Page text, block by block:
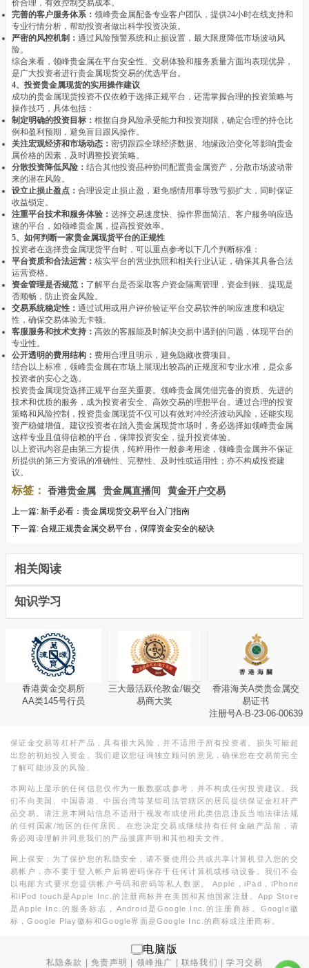
价合理，有效控制交易成本。
完善的客户服务体系： 领峰贵金属配备专业客户团队，提供24小时在线支持和
专业行情分析，帮助投资者做出科学投资决策。
严密的风控机制： 通过风险预警系统和止损设置，最大限度降低市场波动风
险。
综合来看，领峰贵金属在平台安全性、交易体验和服务质量方面均表现优异，
是广大投资者进行贵金属现货交易的优选平台。
4、投资贵金属现货的实用操作建议
成功的贵金属现货投资不仅依赖于选择正规平台，还需掌握合理的投资策略与
操作技巧，具体包括：
制定明确的投资目标： 根据自身风险承受能力和投资期限，确定合理的持仓比
例和盈利预期，避免盲目跟风操作。
关注宏观经济和市场动态： 密切跟踪全球经济数据、地缘政治变化等影响贵金
属价格的因素，及时调整投资策略。
分散投资降低风险： 结合其他投资品种协同配置贵金属资产，分散市场波动带
来的潜在风险。
设立止损止盈点： 合理设定止损止盈，避免感情用事导致亏损扩大，同时保证
收益锁定。
注重平台技术和服务体验： 选择交易速度快、操作界面简洁、客户服务响应迅
速的平台，如领峰贵金属，提高投资效率。
5、如何判断一家贵金属现货平台的正规性
投资者在选择贵金属现货平台时，可以重点参考以下几个判断标准：
平台资质和合法运营： 核实平台的营业执照和相关行业认证，确保其具备合法
运营资格。
资金管理是否规范： 了解平台是否采取客户资金隔离管理，资金到账、提现是
否顺畅，防止资金风险。
交易系统稳定性： 通过试用或用户评价验证平台交易软件的响应速度和稳定
性，确保交易体验无卡顿。
客服服务和技术支持： 高效的客服能及时解决交易中遇到的问题，体现平台的
专业性。
公开透明的费用结构： 费用合理且明示，避免隐藏收费项目。
结合以上标准，领峰贵金属在市场上展现出较高的正规度和专业水准，是众多
投资者的安心之选。
投资贵金属现货选择正规平台至关重要。领峰贵金属凭借完备的资质、先进的
技术和优质的服务，成为投资者安全、高效交易的理想平台。通过合理的投资
策略和风险控制，投资贵金属现货不仅可以有效对冲经济波动风险，还能实现
资产稳健增值。建议投资者在踏入贵金属现货市场时，务必选择如领峰贵金属
这样专业且值得信赖的平台，保障投资安全，提升投资体验。
以上资讯内容是由第三方提供，纯粹用作一般参考用途，领峰贵金属并不保证
所提供的第三方资讯的准确性、完整性、及时性或适用性；亦不构成投资建
议。
标签： 香港贵金属 贵金属直播间 黄金开户交易
上一篇: 新手必看：贵金属现货交易平台入门指南
下一篇: 合规正规贵金属交易平台，保障资金安全的秘诀
相关阅读
知识学习
香港黄金交易所
AA类145号行员
三大最活跃伦敦金/银交
易商大奖
香港海关A类贵金属交
易证书
注册号A-B-23-06-00639
保证金交易等杠杆产品，具有很大风险，并不适用于所有投资者。损失可能超
出您的初始投入资金。我们建议您征询独立顾问的意见，确保您在交易前完全
了解可能涉及的风险。
本网站上显示的任何信息仅作为一般数据或参考，并不构成任何投资建议。我
们不向美国、中国香港、中国台湾等某些司法管辖区的居民提供保证金杠杆产
品交易。请注意本网站信息不适用于视发布或使用此类信息违反当地法律法规
的任何国家/地区的任何居民。在您决定交易或继续持有任何金融产品前，请
务必阅读理解并同意我们的产品披露声明和其他相关文件。
网上保安：为了保护您的私隐安全，请不要使用公共或共享计算机登入您的交
易帐户，亦不要于登入帐户后将密码保存于任何计算机或移动设备。我们不会
以电邮方式要求您提供帐户号码和密码等私人数据。 Apple，iPad，iPhone
和iPod touch是Apple Inc.的注册商标并在美国和其他国家注册。App Store
是Apple Inc.的服务标志，Android是Google Inc.的注册商标。Google徽
标，Google Play徽标和Google界面是Google Inc.的商标或注册商标。
电脑版
私隐条款 |免责声明 领峰推广 |联络我们 |学习交易